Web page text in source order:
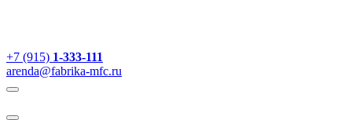
+7 (915) 1-333-111
arenda@fabrika-mfc.ru